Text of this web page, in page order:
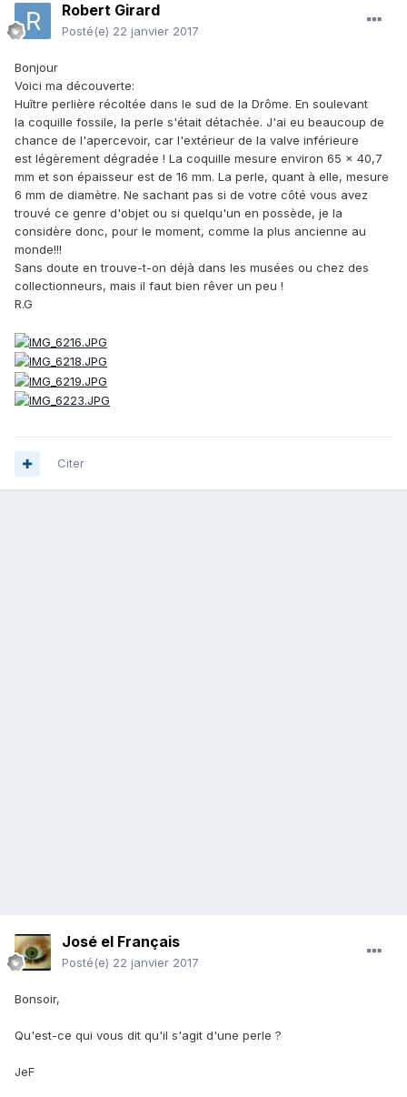
Robert Girard
Posté(e) 22 janvier 2017
Bonjour
Voici ma découverte:
Huître perlière récoltée dans le sud de la Drôme. En soulevant
la coquille fossile, la perle s'était détachée. J'ai eu beaucoup de
chance de l'apercevoir, car l'extérieur de la valve inférieure
est légèrement dégradée ! La coquille mesure environ 65 x 40,7
mm et son épaisseur est de 16 mm. La perle, quant à elle, mesure
6 mm de diamètre. Ne sachant pas si de votre côté vous avez
trouvé ce genre d'objet ou si quelqu'un en possède, je la
considère donc, pour le moment, comme la plus ancienne au
monde!!!
Sans doute en trouve-t-on déjà dans les musées ou chez des
collectionneurs, mais il faut bien rêver un peu !
R.G
Citer
José el Français
Posté(e) 22 janvier 2017
Bonsoir,
Qu'est-ce qui vous dit qu'il s'agit d'une perle ?
JeF